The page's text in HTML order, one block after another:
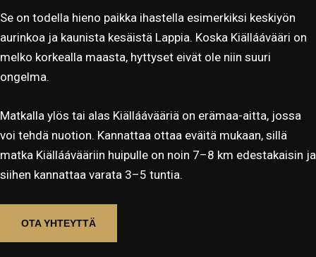
Se on todella hieno paikka ihastella esimerkiksi keskiyön
aurinkoa ja kaunista kesäistä Lappia. Koska Kiälláávääri on
melko korkealla maasta, hyttyset eivät ole niin suuri
ongelma.
Matkalla ylös tai alas Kiälláávääriä on erämaa-aitta, jossa
voi tehdä nuotion. Kannattaa ottaa eväitä mukaan, sillä
matka Kiälláávääriin huipulle on noin 7–8 km edestakaisin ja
siihen kannattaa varata 3–5 tuntia.
OTA YHTEYTTÄ